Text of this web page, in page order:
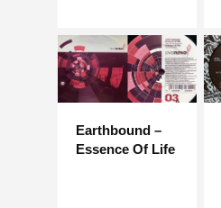
Earthbound –
Essence Of Life